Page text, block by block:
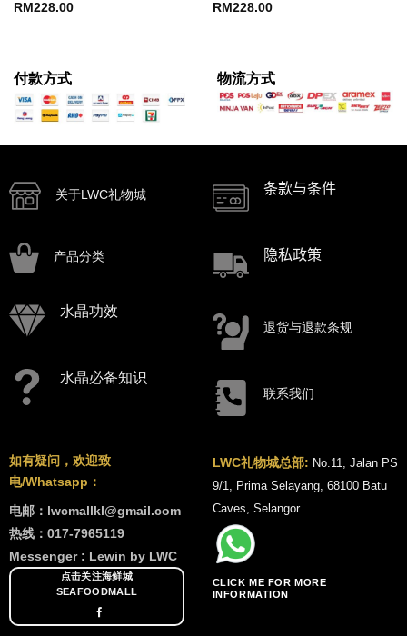
RM 228.00
RM 228.00
付款方式 物流方式
关于LWC礼物城
产品分类
水晶功效
水晶必备知识
条款与条件
隐私政策
退货与退款条规
联系我们
如有疑问，欢迎致
电/Whatsapp：
电邮：lwcmallkl@gmail.com
热线：017-7965119
Messenger : Lewin by LWC
点击关注海鲜城
SEAFOODMALL
LWC礼物城总部: No.11, Jalan PS
9/1, Prima Selayang, 68100 Batu
Caves, Selangor.
CLICK ME FOR MORE
INFORMATION